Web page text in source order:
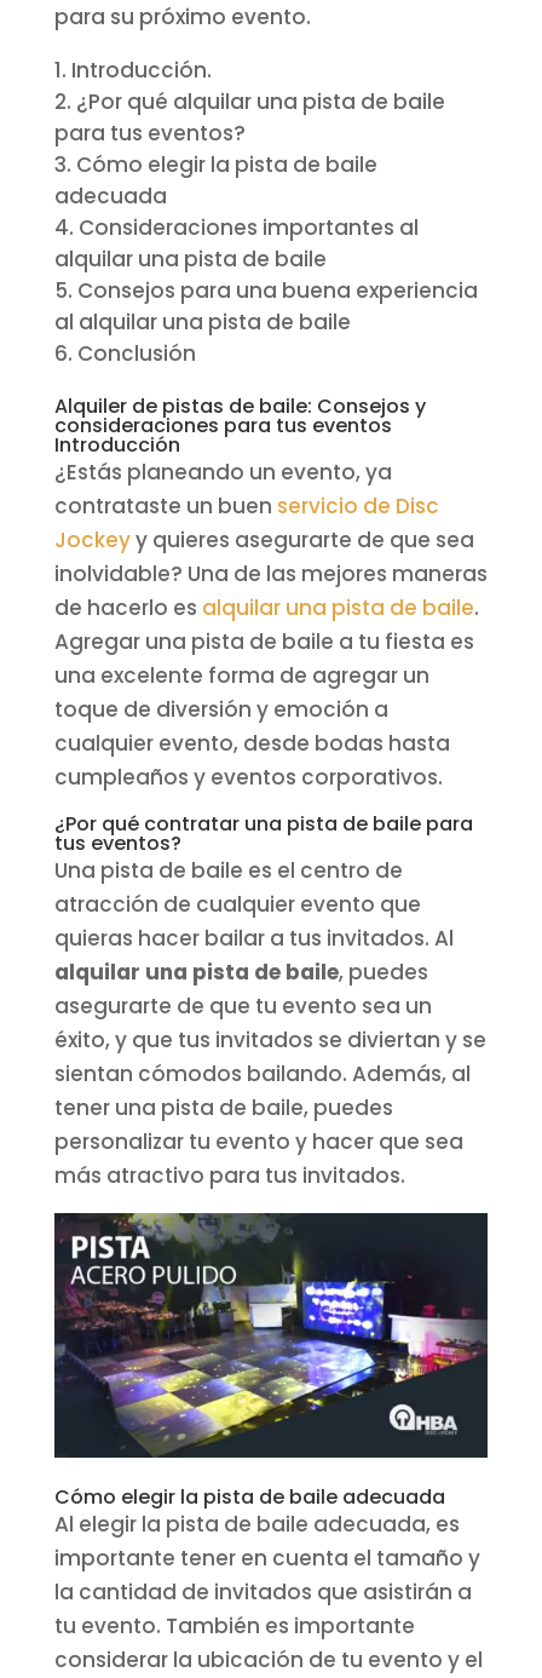
para su próximo evento.
Introducción.
¿Por qué alquilar una pista de baile
para tus eventos?
Cómo elegir la pista de baile
adecuada
Consideraciones importantes al
alquilar una pista de baile
Consejos para una buena experiencia
al alquilar una pista de baile
Conclusión
Alquiler de pistas de baile: Consejos y
consideraciones para tus eventos
Introducción
¿Estás planeando un evento, ya
contrataste un buen servicio de Disc
Jockeyy quieres asegurarte de que sea
inolvidable? Una de las mejores maneras
de hacerlo es alquilar una pista de baile.
Agregar una pista de baile a tu fiesta es
una excelente forma de agregar un
toque de diversión y emoción a
cualquier evento, desde bodas hasta
cumpleaños y eventos corporativos.
¿Por qué contratar una pista de baile para
tus eventos?
Una pista de baile es el centro de
atracción de cualquier evento que
quieras hacer bailar a tus invitados. Al
alquilar una pista de baile, puedes
asegurarte de que tu evento sea un
éxito, y que tus invitados se diviertan y se
sientan cómodos bailando. Además, al
tener una pista de baile, puedes
personalizar tu evento y hacer que sea
más atractivo para tus invitados.
Cómo elegir la pista de baile adecuada
Al elegir la pista de baile adecuada, es
importante tener en cuenta el tamaño y
la cantidad de invitados que asistirán a
tu evento. También es importante
considerar la ubicación de tu evento y el